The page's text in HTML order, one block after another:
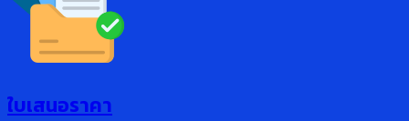
ใบเสนอราคา